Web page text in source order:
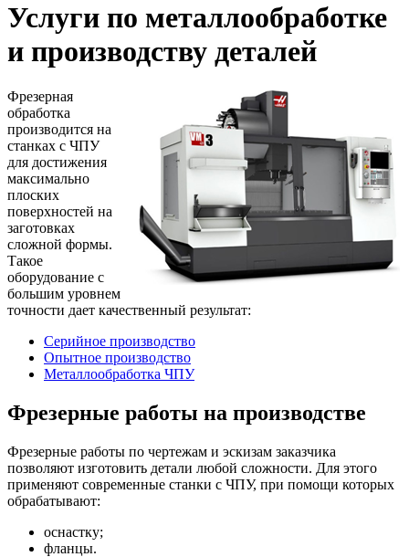
Услуги по металлообработке
и производству деталей
Фрезерная
обработка
производится на
станках с ЧПУ
для достижения
максимально
плоских
поверхностей на
заготовках
сложной формы.
Такое
оборудование c
большим уровнем
точности дает качественный результат:
Серийное производство
Опытное производство
Металлообработка ЧПУ
Фрезерные работы на производстве
Фрезерные работы по чертежам и эскизам заказчика
позволяют изготовить детали любой сложности. Для этого
применяют современные станки с ЧПУ, при помощи которых
обрабатывают:
оснастку;
фланцы.